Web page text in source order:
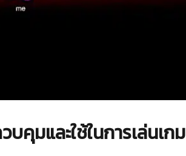
คุมและใช้ในการเล่นเกม